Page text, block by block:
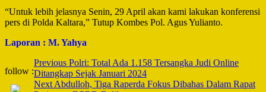
“Untuk lebih jelasnya Senin, 29 April akan kami lakukan konferensi
pers di Polda Kaltara,” Tutup Kombes Pol. Agus Yulianto.
Laporan : M. Yahya
follow :
Post
Navigation
Previous Polri: Total Ada 1.158 Tersangka Judi Online
Ditangkap Sejak Januari 2024
Next Abdulloh, Tiga Raperda Fokus Dibahas Dalam Rapat